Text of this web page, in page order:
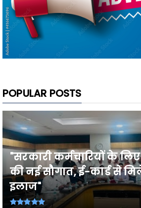
POPULAR POSTS
"सरकारी कर्मचारियों के लिए
की नई सौगात, ई-कार्ड से
इलाज"